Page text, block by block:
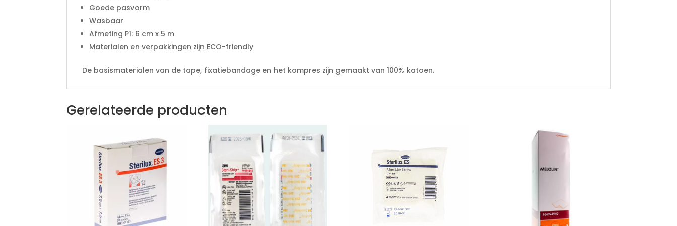
Goede pasvorm
Wasbaar
Afmeting P1: 6 cm x 5 m
Materialen en verpakkingen zijn ECO-friendly
De basismaterialen van de tape, fixatiebandage en het kompres zijn gemaakt van 100% katoen.
Gerelateerde producten